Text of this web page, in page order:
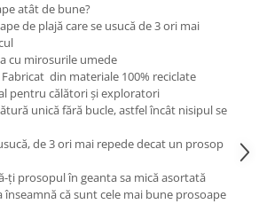
atât de bune?
de plajă care se usucă de 3 ori mai
cu mirosurile umede
din materiale 100% reciclate
pentru călători și exploratori
unică fără bucle, astfel încât nisipul se
de 3 ori mai repede decat un prosop
ți prosopul în geanta sa mică asortată
înseamnă că sunt cele mai bune prosoape